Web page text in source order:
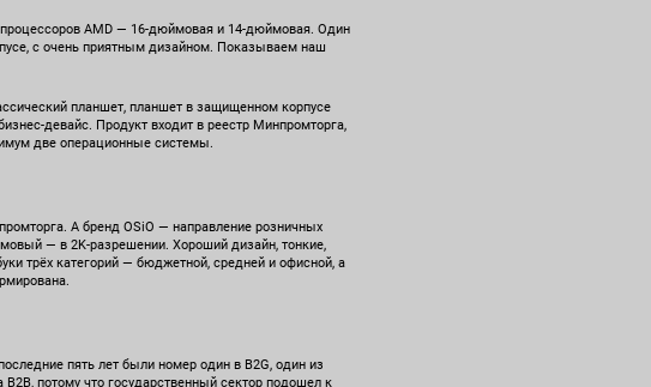
AMD — 16-дюймовая и 14-дюймовая. Один
с очень приятным дизайном. Показываем наш
планшет, планшет в защищенном корпусе
девайс. Продукт входит в реестр Минпромторга,
две операционные системы.
А бренд OSiO — направление розничных
— в 2K-разрешении. Хороший дизайн, тонкие,
трёх категорий — бюджетной, средней и офисной, а
пять лет были номер один в B2G, один из
потому что государственный сектор подошел к